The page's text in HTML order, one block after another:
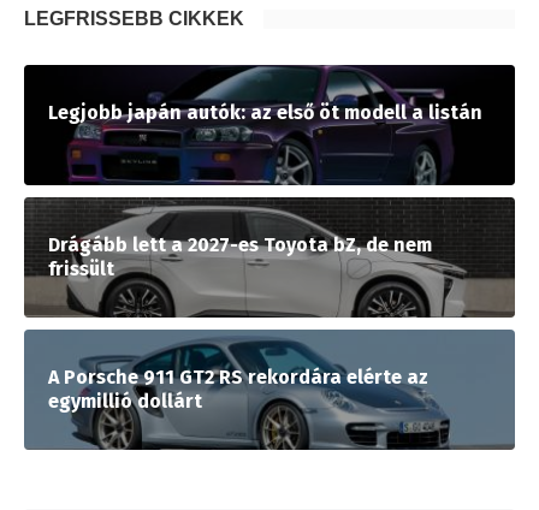
LEGFRISSEBB CIKKEK
Legjobb japán autók: az első öt modell a listán
Drágább lett a 2027-es Toyota bZ, de nem
frissült
A Porsche 911 GT2 RS rekordára elérte az
egymillió dollárt